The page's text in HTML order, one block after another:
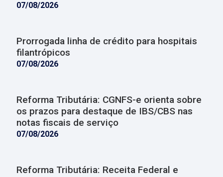
07/08/2026
Prorrogada linha de crédito para hospitais
filantrópicos
07/08/2026
Reforma Tributária: CGNFS-e orienta sobre
os prazos para destaque de IBS/CBS nas
notas fiscais de serviço
07/08/2026
Reforma Tributária: Receita Federal e